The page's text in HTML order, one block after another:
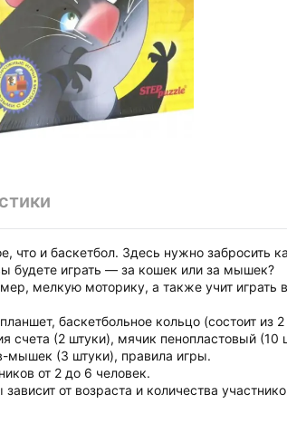
что и баскетбол. Здесь нужно забросить
будете играть — за кошек или за мышек?
мелкую моторику, а также учит играть
баскетбольное кольцо (состоит
счета (2 штуки), мячик пенопластовый
мышек (3 штуки), правила игры.
от 2 до 6 человек.
от возраста и количества